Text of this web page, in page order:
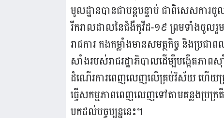
មូលដ្ឋានបានជាបន្តបន្ទាប់ ជាពិសេសការចូ
រីករាលដាលនៃជំងឺកូវីដ-១៩ ព្រមទាំងចូលរួ
រាជការ កងកម្លាំងមានសមត្ថកិច្ច និងប្រជាព
សាំងរបស់រាជរដ្ឋាភិបាលដើម្បីបង្កើតភា
ដំណើរការពេញលេញលើគ្រប់វិស័យ ហើយក្រ
ធ្វើសកម្មភាពពេញលេញទៅតាមគន្លងប្រក្រ
មកដល់បច្ចុប្បន្ននេះ។